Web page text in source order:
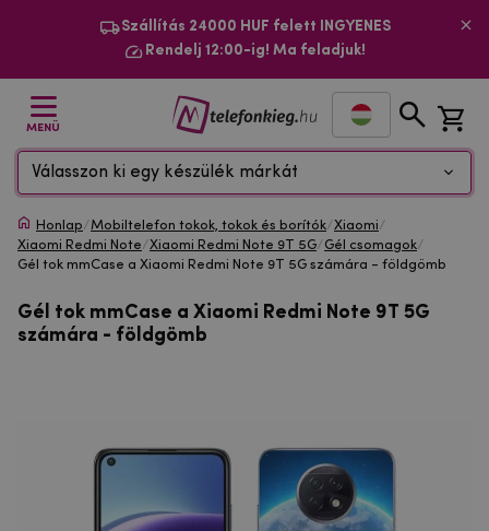
Szállítás 24000 HUF felett INGYENES
Rendelj 12:00-ig! Ma feladjuk!
MENÜ
Válasszon ki egy készülék márkát
Honlap/Mobiltelefon tokok, tokok és borítók/Xiaomi/
Xiaomi Redmi Note/Xiaomi Redmi Note 9T 5G/Gél csomagok/
Gél tok mmCase a Xiaomi Redmi Note 9T 5G számára - földgömb
Gél tok mmCase a Xiaomi Redmi Note 9T 5G
számára - földgömb